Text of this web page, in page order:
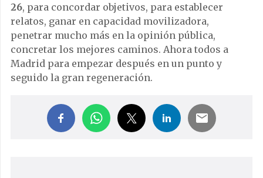
26, para concordar objetivos, para establecer
relatos, ganar en capacidad movilizadora,
penetrar mucho más en la opinión pública,
concretar los mejores caminos. Ahora todos a
Madrid para empezar después en un punto y
seguido la gran regeneración.